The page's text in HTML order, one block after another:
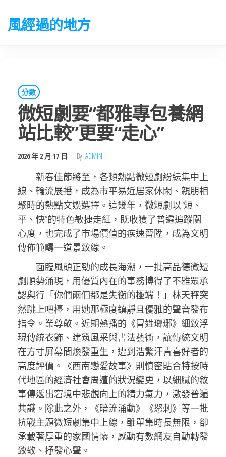
the
風經過的地方
分數
微短劇要“都雅專包養網
站比較”更要“走心”
2026 年 2 月 17 日 By ADMIN
新春佳節將至，各類熱點微短劇紛紜集中上
線、輪流展播，成為市平易近居家休閑、親朋相
聚時的熱點文娛選擇。這幾年，微短劇以“短、
平、快”的特色敏捷走紅，既收獲了普遍追蹤關
心度，也完成了市場價值的疾速晉陞，成為文明
傳佈範疇一道景致線。
面臨風頭正勁的成長海潮，一批高品德微短
劇順勢涌現，用優質內在的事務博得了不雅眾承
認與行「你們兩個都是失衡的極端！」林天秤突
然跳上吧檯，用她那極度鎮靜且優雅的聲音發布
指令。業尊敬。近期熱播的《冒姓瑯琊》細致浮
現傳統衣飾、建筑風采與書法藝術，讓傳統文明
在方寸屏幕間煥發重生，遭到浩繁汗青喜好者的
高度評價。《西南戀愛故事》則慎密貼合特按時
代地區的經濟社會周遭的狀況變更，以細膩的敘
事傳遞出窘境中悲觀向上的精力氣力，激發普遍
共識。除此之外，《暗流涌動》《怒刺》等一批
抗戰主題微短劇集中上線，雖單集時長無限，卻
承載著厚重的家國情懷，感動有數網友自動轉發
致敬、抒發心聲。